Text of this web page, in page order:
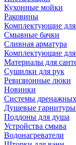
Кухонные мойки
Раковины
Комплектующие для
Смывные бачки
Сливная арматура
Комплектующие
Материалы для
Сушилки для рук
Ревизионные люки
Новинки
Системы дренажных
Душевые
Поддоны для душа
Устройства смыва
Водонагреватели